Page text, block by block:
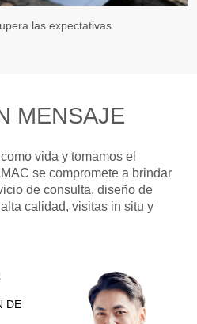
las expectativas
MENSAJE
vida y tomamos el
se compromete a brindar
de consulta, diseño de
calidad, visitas in situ y
DE